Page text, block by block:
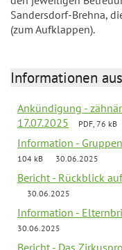
Sandersdorf-Brehna,
(zum Aufklappen).
Informationen
Ankündigung -
17.07.2025
PDF, 76 kB
Information -
104 kB
30.06.2025
Bericht - Rückblick
30.06.2025
Information -
30.06.2025
Bericht - Das